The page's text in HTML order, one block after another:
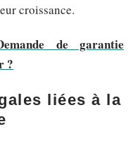
croissance.
de garantie
?
liées à la